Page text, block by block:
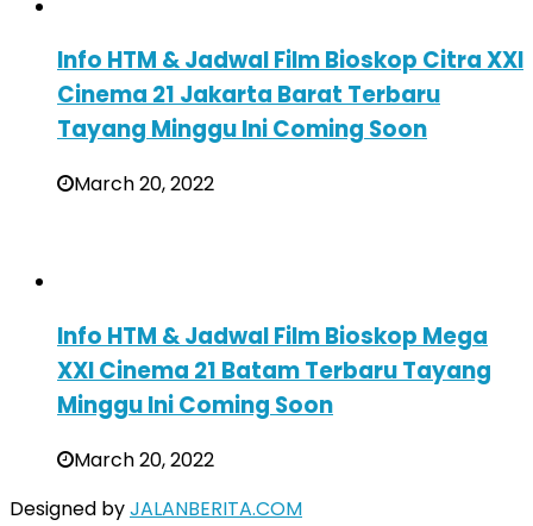
Info HTM & Jadwal Film Bioskop Citra XXI
Cinema 21 Jakarta Barat Terbaru
Tayang Minggu Ini Coming Soon
March 20, 2022
Info HTM & Jadwal Film Bioskop Mega
XXI Cinema 21 Batam Terbaru Tayang
Minggu Ini Coming Soon
March 20, 2022
Designed byJALANBERITA.COM